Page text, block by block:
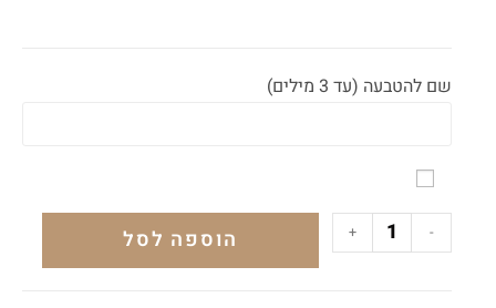
שם להטבעה (עד 3 מילים)
-
+ הוספה לסל